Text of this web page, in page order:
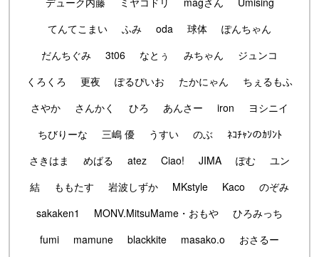
てんてこまい
ふみ oda 球体
ぽんちゃん
だんちぐみ
3t06 なとぅ みちゃん
ジュンコ
くろくろ
更夜 ぽるぴいお たかにゃん
ちぇるもふ
さやか
さんかく ひろ あんさー iron
ヨシニイ
ちびりーな
三嶋 優 うすい のぶ
ﾈｺﾁｬﾝのｶﾘﾝﾄ
さきはま
めばる atez Ciao! JIMA ぽむ
ユン
結
ももたす 岩波しずか MKstyle Kaco
のぞみ
sakaken1
MONV.MitsuMame・おもや
ひろみっち
fumi
mamune blackkite masako.o
おさるー